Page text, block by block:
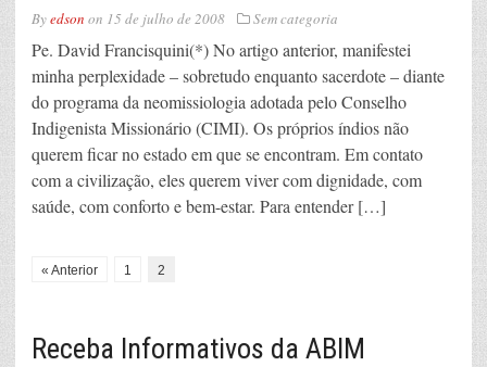
Byedson on 15 de julho de 2008 Sem categoria
Pe. David Francisquini(*) No artigo anterior, manifestei
minha perplexidade – sobretudo enquanto sacerdote – diante
do programa da neomissiologia adotada pelo Conselho
Indigenista Missionário (CIMI). Os próprios índios não
querem ficar no estado em que se encontram. Em contato
com a civilização, eles querem viver com dignidade, com
saúde, com conforto e bem-estar. Para entender […]
« Anterior 1 2
Receba Informativos da ABIM